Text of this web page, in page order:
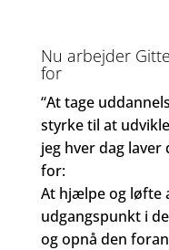
Nu arbejder
for
“At tage
styrke til at
jeg hver dag
for:
At hjælpe og løfte
udgangspunkt i
og opnå den